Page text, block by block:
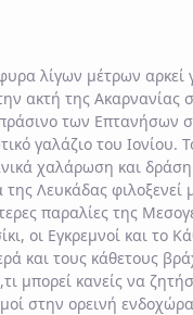
λίγων μέτρων αρκεί
ακτή της Ακαρνανίας
των Επτανήσων
γαλάζιο του Ιονίου.
χαλάρωση και
Λευκάδας φιλοξενεί
παραλίες της
οι Εγκρεμνοί και το
και τους κάθετους
μπορεί κανείς να
στην ορεινή